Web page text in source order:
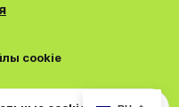
связь
Поддержка
cookie